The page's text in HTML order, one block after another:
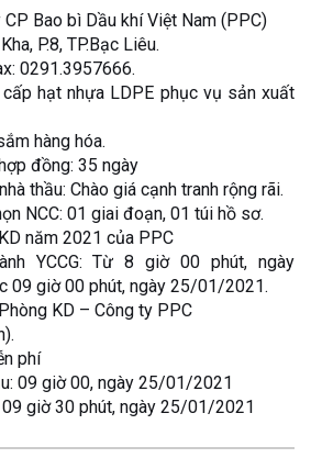
CP Bao bì Dầu khí Việt Nam (PPC)
P.8, TP.Bạc Liêu.
0291.3957666.
cấp hạt nhựa LDPE phục vụ sản xuất
hàng hóa.
đồng: 35 ngày
thầu: Chào giá cạnh tranh rộng rãi.
NCC: 01 giai đoạn, 01 túi hồ sơ.
năm 2021 của PPC
YCCG: Từ 8 giờ 00 phút, ngày
09 giờ 00 phút, ngày 25/01/2021.
KD – Công ty PPC
phí
09 giờ 00, ngày 25/01/2021
giờ 30 phút, ngày 25/01/2021